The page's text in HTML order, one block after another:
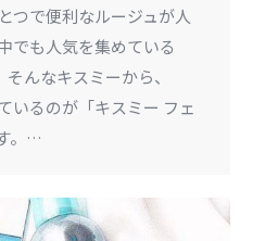
つで便利なルージュが人
でも人気を集めている
んなキスミーから、
いるのが「キスミー フェ
。…